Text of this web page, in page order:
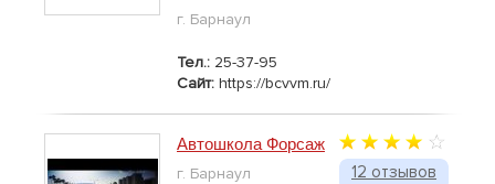
г. Барнаул
Тел.: 25-37-95
Сайт: https://bcvvm.ru/
12 отзывов
Автошкола Форсаж
г. Барнаул